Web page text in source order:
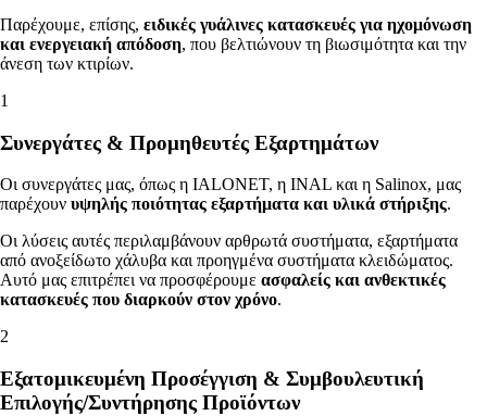
Παρέχουμε, επίσης, ειδικές γυάλινες κατασκευές για ηχομόνωση
και ενεργειακή απόδοση, που βελτιώνουν τη βιωσιμότητα και την
άνεση των κτιρίων.
1
Συνεργάτες & Προμηθευτές Εξαρτημάτων
Οι συνεργάτες μας, όπως η IALONET, η INAL και η Salinox, μας
παρέχουν υψηλής ποιότητας εξαρτήματα και υλικά στήριξης.
Οι λύσεις αυτές περιλαμβάνουν αρθρωτά συστήματα, εξαρτήματα
από ανοξείδωτο χάλυβα και προηγμένα συστήματα κλειδώματος.
Αυτό μας επιτρέπει να προσφέρουμε ασφαλείς και ανθεκτικές
κατασκευές που διαρκούν στον χρόνο.
2
Εξατομικευμένη Προσέγγιση & Συμβουλευτική
Επιλογής/Συντήρησης Προϊόντων